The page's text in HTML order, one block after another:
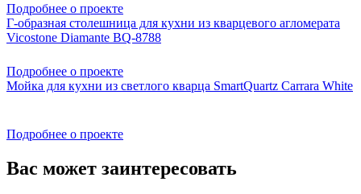
Подробнее о проекте
Г-образная столешница для кухни из кварцевого агломерата
Vicostone Diamante BQ-8788
Подробнее о проекте
Мойка для кухни из светлого кварца SmartQuartz Carrara White
Подробнее о проекте
Вас может заинтересовать